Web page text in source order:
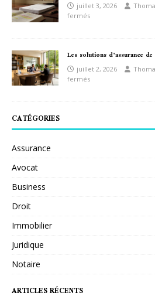
juillet 3, 2026
fermés
Les solutions d’assurance
juillet 2, 2026
fermés
CATÉGORIES
Assurance
Avocat
Business
Droit
Immobilier
Juridique
Notaire
ARTICLES RÉCENTS